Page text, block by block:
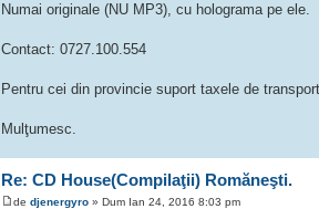
Numai originale (NU MP3), cu holograma pe ele.
Contact: 0727.100.554
Pentru cei din provincie suport taxele de
Mulţumesc.
Re: CD House(Compilaţii) Romăneşti.
de djenergyro » Dum Ian 24, 2016 8:03 pm